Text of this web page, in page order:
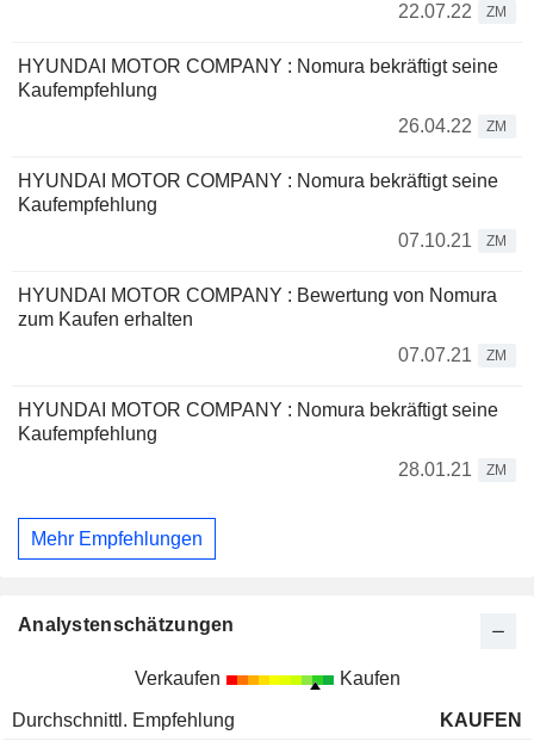
22.07.22
ZM
HYUNDAI MOTOR COMPANY : Nomura bekräftigt seine
Kaufempfehlung
26.04.22
ZM
HYUNDAI MOTOR COMPANY : Nomura bekräftigt seine
Kaufempfehlung
07.10.21
ZM
HYUNDAI MOTOR COMPANY : Bewertung von Nomura
zum Kaufen erhalten
07.07.21
ZM
HYUNDAI MOTOR COMPANY : Nomura bekräftigt seine
Kaufempfehlung
28.01.21
ZM
Mehr Empfehlungen
Analystenschätzungen
Verkaufen Kaufen
Durchschnittl. Empfehlung
KAUFEN